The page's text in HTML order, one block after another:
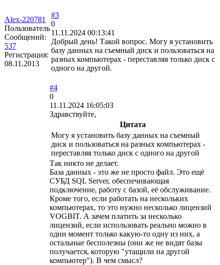
Alex-220781
Пользователь
Сообщений:
537
Регистрация:
08.11.2013
#3
0
11.11.2024 00:13:41
Добрый день! Такой вопрос. Могу я установить
базу данных на съемный диск и пользоваться на
разных компьютерах - переставляя только диск с
одного на другой.
#4
0
11.11.2024 16:05:03
Здравствуйте,
Цитата
Могу я установить базу данных на съемный
диск и пользоваться на разных компьютерах -
переставляя только диск с одного на другой
Так никто не делает.
База данных - это же не просто файл. Это ещё
СУБД SQL Server, обеспечивающая
подключение, работу с базой, её обслуживание.
Кроме того, если работать на нескольких
компьютерах, то это нужно несколько лицензий
VOGBIT. А зачем платить за несколько
лицензий, если использовать реально можно в
один момент только какую-то одну из них, а
остальные бесполезны (они же не видят базы
получается, которую "утащили на другой
компьютер"). В чем смысл?